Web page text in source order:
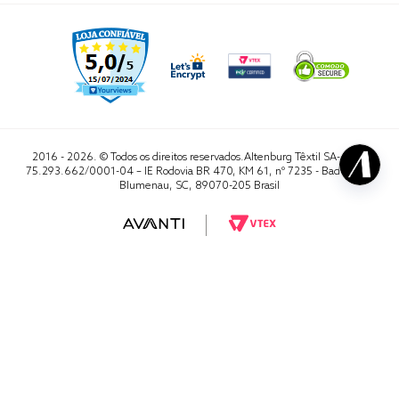
2016 - 2026. © Todos os direitos reservados.Altenburg Têxtil SA- CNPJ
75.293.662/0001-04 – IE Rodovia BR 470, KM 61, nº 7235 - Badenfurt,
Blumenau, SC, 89070-205 Brasil